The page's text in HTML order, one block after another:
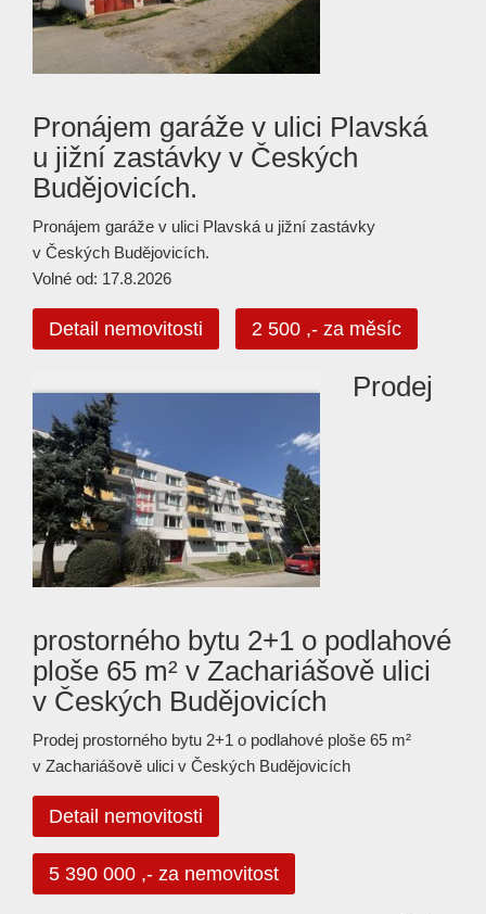
Pronájem garáže v ulici Plavská
u jižní zastávky v Českých
Budějovicích.
Pronájem garáže v ulici Plavská u jižní zastávky
v Českých Budějovicích.
Volné od: 17.8.2026
Detail nemovitosti 2 500 ,- za měsíc
Prodej
prostorného bytu 2+1 o podlahové
ploše 65 m² v Zachariášově ulici
v Českých Budějovicích
Prodej prostorného bytu 2+1 o podlahové ploše 65 m²
v Zachariášově ulici v Českých Budějovicích
Detail nemovitosti
5 390 000 ,- za nemovitost